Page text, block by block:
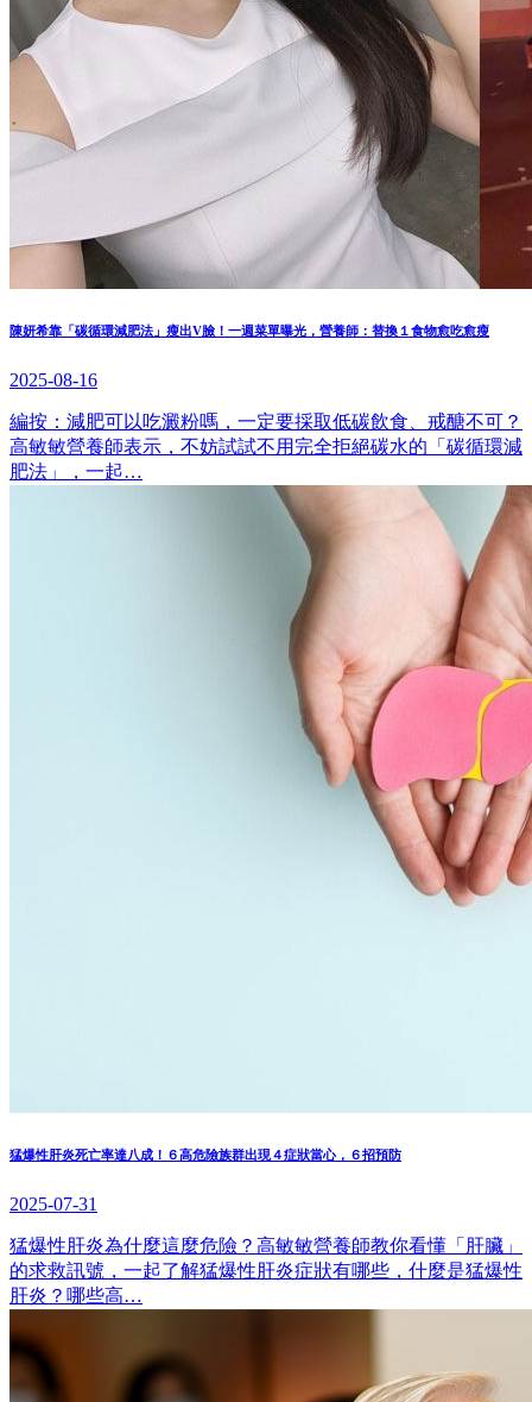
陳妍希靠「碳循環減肥法」瘦出V臉！一週菜單曝光，營養師：替換１食物愈吃愈瘦
2025-08-16
編按：減肥可以吃澱粉嗎，一定要採取低碳飲食、戒醣不可？
高敏敏營養師表示，不妨試試不用完全拒絕碳水的「碳循環減
肥法」，一起…
猛爆性肝炎死亡率達八成！６高危險族群出現４症狀當心，６招預防
2025-07-31
猛爆性肝炎為什麼這麼危險？高敏敏營養師教你看懂「肝臟」
的求救訊號，一起了解猛爆性肝炎症狀有哪些，什麼是猛爆性
肝炎？哪些高…